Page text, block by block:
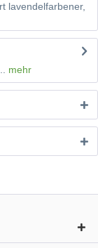
lavendelfarbener,
mehr